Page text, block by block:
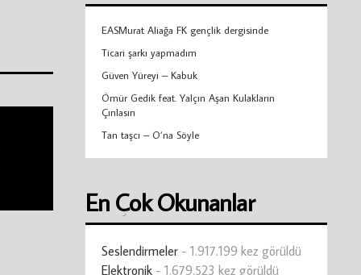
EASMurat Aliağa FK gençlik dergisinde
Ticari şarkı yapmadım
Güven Yüreyi – Kabuk
Ömür Gedik feat. Yalçın Aşan Kulakların
Çınlasın
Tan taşcı – O’na Söyle
En Çok Okunanlar
Seslendirmeler - 1.917.199 kez görüldü
Elektronik - 1.679.523 kez görüldü